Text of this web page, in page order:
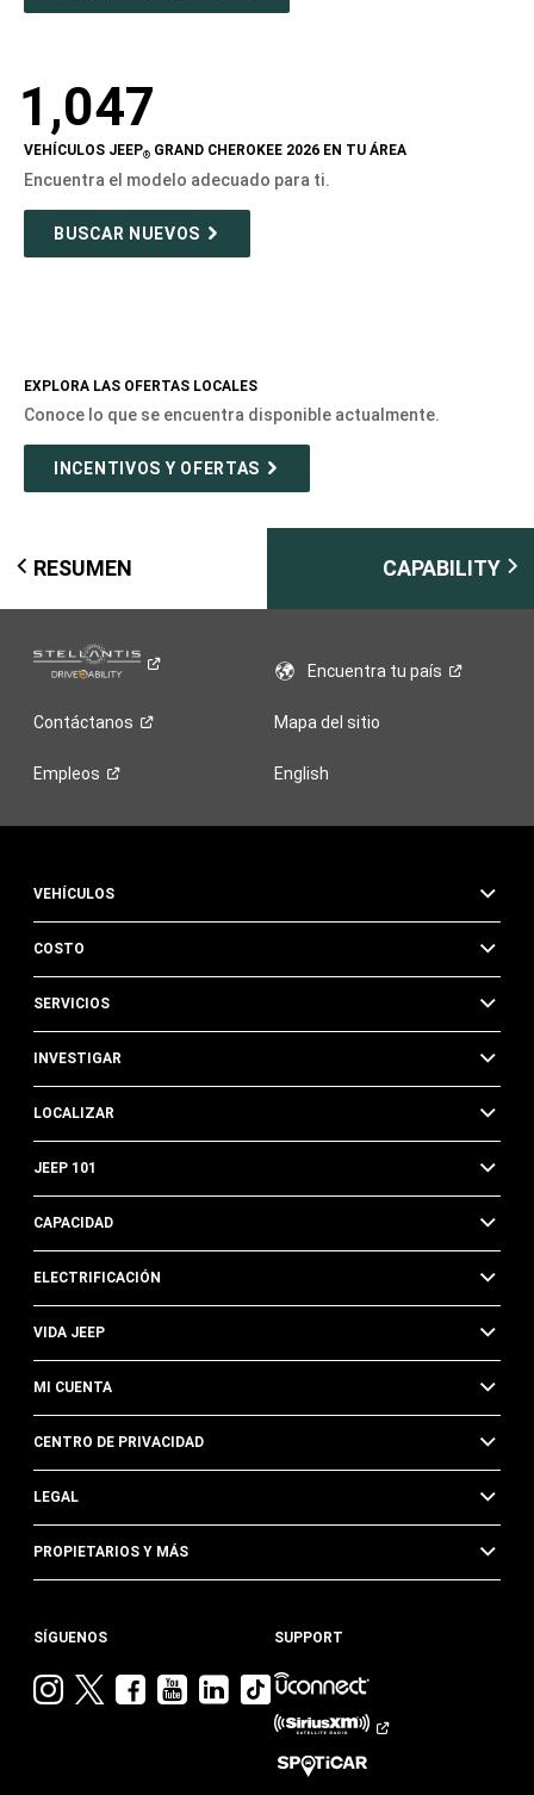
1,047
VEHÍCULOS JEEP® GRAND CHEROKEE 2026 EN TU ÁREA
Encuentra el modelo adecuado para ti.
BUSCAR NUEVOS
EXPLORA LAS OFERTAS LOCALES
Conoce lo que se encuentra disponible actualmente.
INCENTIVOS Y OFERTAS
RESUMEN CAPABILITY
Encuentra tupaís
Contáctanos Mapa del sitio
Empleos English
VEHÍCULOS
COSTO
SERVICIOS
INVESTIGAR
LOCALIZAR
JEEP 101
CAPACIDAD
ELECTRIFICACIÓN
VIDA JEEP
MI CUENTA
CENTRO DE PRIVACIDAD
LEGAL
PROPIETARIOS Y MÁS
SÍGUENOS
VisitaVisitaVisitaVisita
YouTube
Visita
Jeep
Linkedin
Visita
Jeep
en
TikTok
SUPPORT